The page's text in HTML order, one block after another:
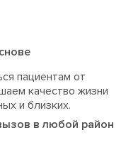
пациентам от
качество жизни
и близких.
в любой район